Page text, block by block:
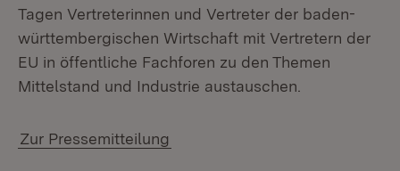
Tagen Vertreterinnen und Vertreter der baden-
württembergischen Wirtschaft mit Vertretern der
EU in öffentliche Fachforen zu den Themen
Mittelstand und Industrie austauschen.
Zur Pressemitteilung